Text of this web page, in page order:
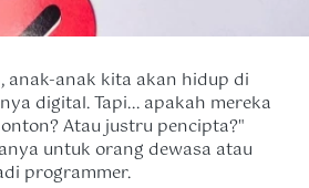
anak-anak kita akan hidup di
digital. Tapi... apakah mereka
Atau justru pencipta?"
untuk orang dewasa atau
programmer.